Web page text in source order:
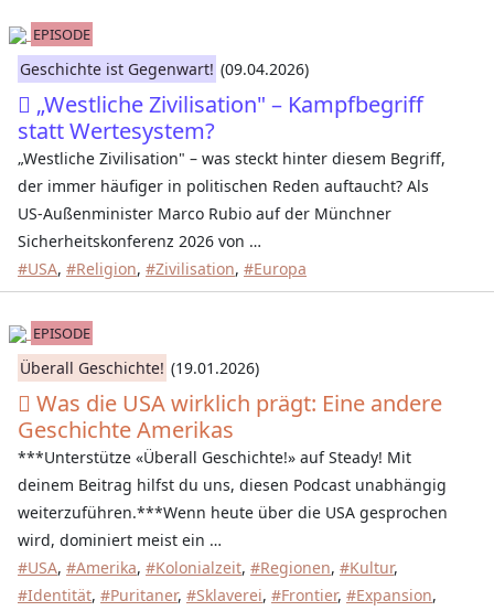
EPISODE
Geschichte ist Gegenwart! (09.04.2026)
„Westliche Zivilisation" – Kampfbegriff
statt Wertesystem?
„Westliche Zivilisation" – was steckt hinter diesem Begriff,
der immer häufiger in politischen Reden auftaucht? Als
US-Außenminister Marco Rubio auf der Münchner
Sicherheitskonferenz 2026 von …
#USA, #Religion, #Zivilisation, #Europa
EPISODE
Überall Geschichte! (19.01.2026)
Was die USA wirklich prägt: Eine andere
Geschichte Amerikas
***Unterstütze «Überall Geschichte!» auf Steady! Mit
deinem Beitrag hilfst du uns, diesen Podcast unabhängig
weiterzuführen.***Wenn heute über die USA gesprochen
wird, dominiert meist ein …
#USA, #Amerika, #Kolonialzeit, #Regionen, #Kultur,
#Identität, #Puritaner, #Sklaverei, #Frontier, #Expansion,